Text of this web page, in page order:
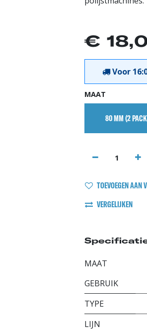
€
Voor
MAAT
80 MM (2
TOEVOEGEN AAN
VERGELIJKEN
MAAT
GEBRUIK
TYPE
LIJN